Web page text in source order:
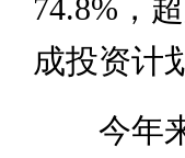
74.8%，
成投资计
今年来